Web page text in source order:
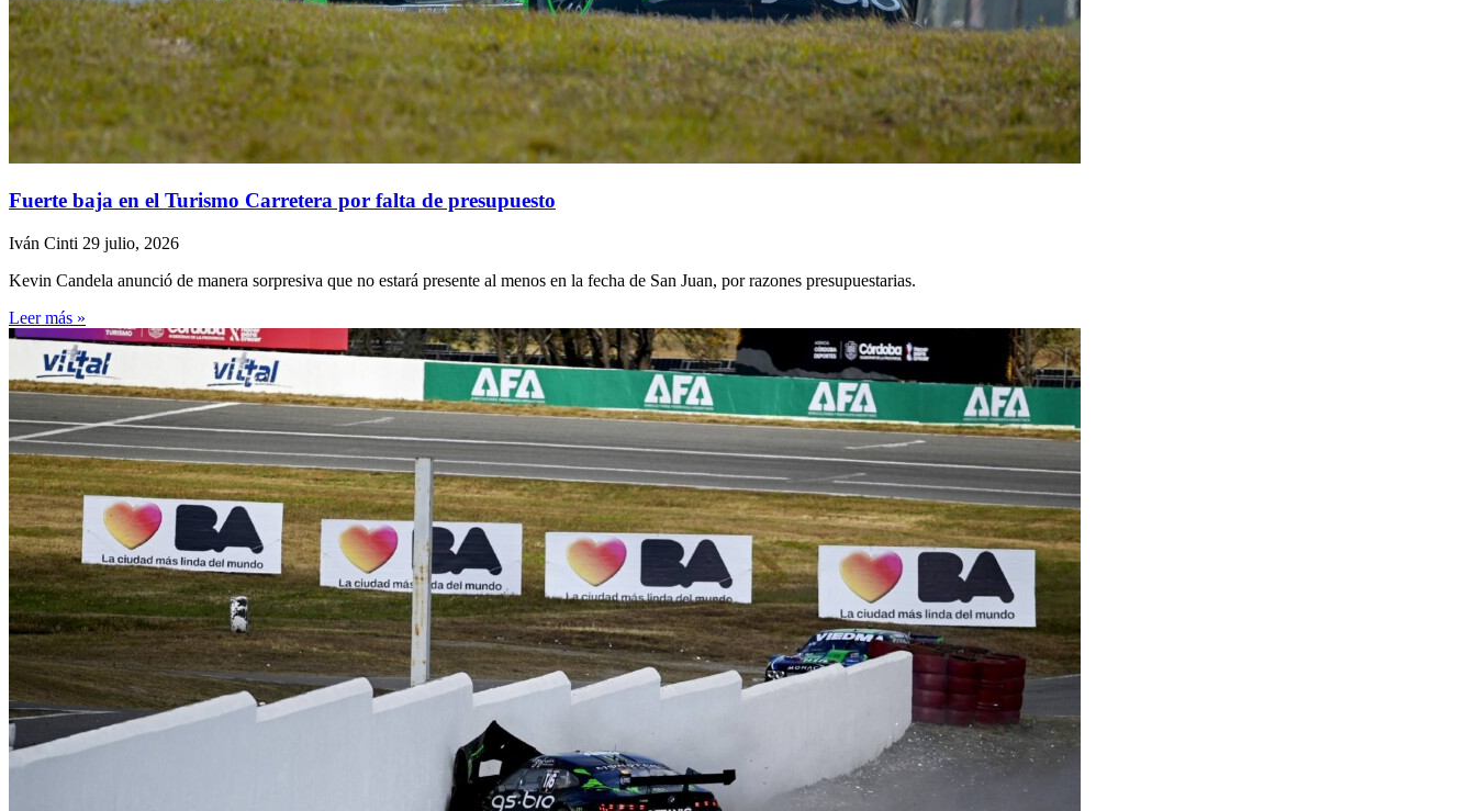
Fuerte baja en el Turismo Carretera por falta de presupuesto
Iván Cinti 29 julio, 2026
Kevin Candela anunció de manera sorpresiva que no estará presente al menos en la fecha de San Juan, por razones presupuestarias.
Leer más »